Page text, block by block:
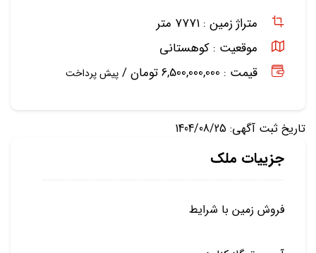
متراژ زمین : ۷۷۷۱ متر
موقعیت : کوهستانی
قیمت : 6,500,000,000 تومان /
پیش پرداخت
تاریخ ثبت آگهی: 1404/08/25
جزییات ملک
فروش زمین با شرایط